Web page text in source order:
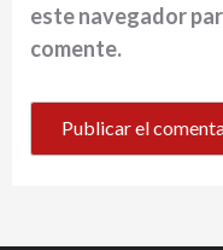
este navegador
comente.